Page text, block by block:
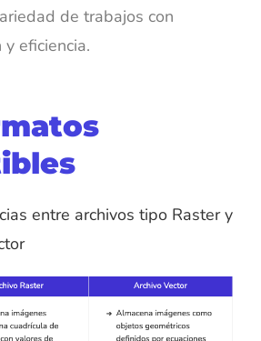
de trabajos con
y eficiencia.
entre archivos tipo Raster y